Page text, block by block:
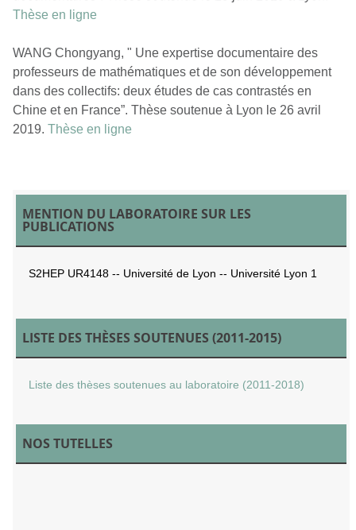
Thèse en ligne
WANG Chongyang, " Une expertise documentaire des
professeurs de mathématiques et de son développement
dans des collectifs: deux études de cas contrastés en
Chine et en France”. Thèse soutenue à Lyon le 26 avril
2019. Thèse en ligne
MENTION DU LABORATOIRE SUR LES
PUBLICATIONS
S2HEP UR4148 -- Université de Lyon -- Université Lyon 1
LISTE DES THÈSES SOUTENUES (2011-2015)
Liste des thèses soutenues au laboratoire (2011-2018)
NOS TUTELLES